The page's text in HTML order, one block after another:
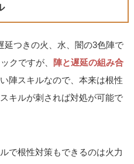
延つきの火、水、闇の3色陣で
クですが、 陣と遅延の組み合
陣スキルなので、本来は根性
キルが刺されば対処が可能で
で根性対策もできるのは火力